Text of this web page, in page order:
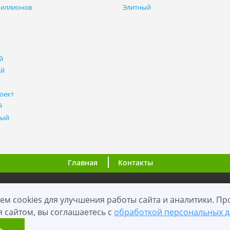
cookies для улучшения работы сайта и аналитики.
сайтом, вы соглашаетесь с обработкой персональных
Элитный
Главная Контакты
ООО "ВНовостройке.ру"
2012 - 2026 0+
сайт носит информационный характер и не является публичной